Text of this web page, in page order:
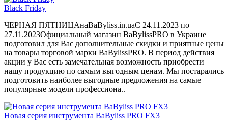
Black Friday
ЧЕРНАЯ ПЯТНИЦАнаBaByliss.in.uaС 24.11.2023 по
27.11.2023Официальный магазин BaBylissPRO в Украине
подготовил для Вас дополнительные скидки и приятные цены
на товары торговой марки BaBylissPRO. В период действия
акции у Вас есть замечательная возможность приобрести
нашу продукцию по самым выгодным ценам. Мы постарались
подготовить наиболее выгодные предложения на самые
популярные модели профессиона..
Новая серия инструмента BaByliss PRO FX3